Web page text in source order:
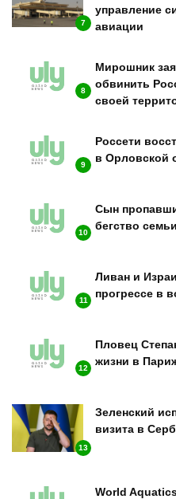
7
управление
авиации
8
Мирошник
обвинить
своей
9
Россети
в Орловской
10
Сын
бегство семьи
11
Ливан и
прогрессе в
12
Пловец
жизни в
13
Зеленский
визита в
World